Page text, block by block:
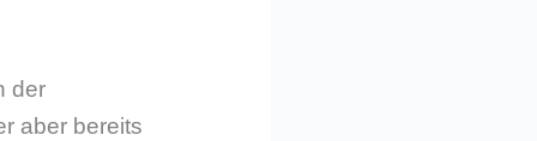
der
aber bereits